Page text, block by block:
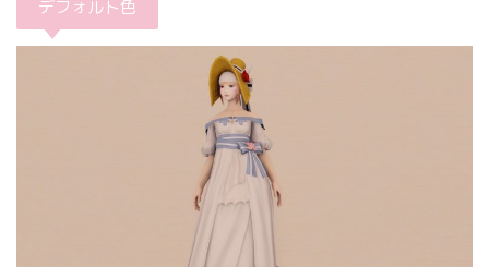
デフォルト色